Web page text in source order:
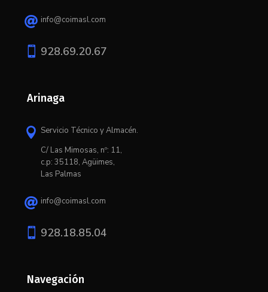
 info@coimasl.com
 928.69.20.67
Arinaga
 Servicio Técnico y Almacén.
C/ Las Mimosas, nº: 11,
c.p: 35118, Agüimes,
Las Palmas
 info@coimasl.com
 928.18.85.04
Navegación